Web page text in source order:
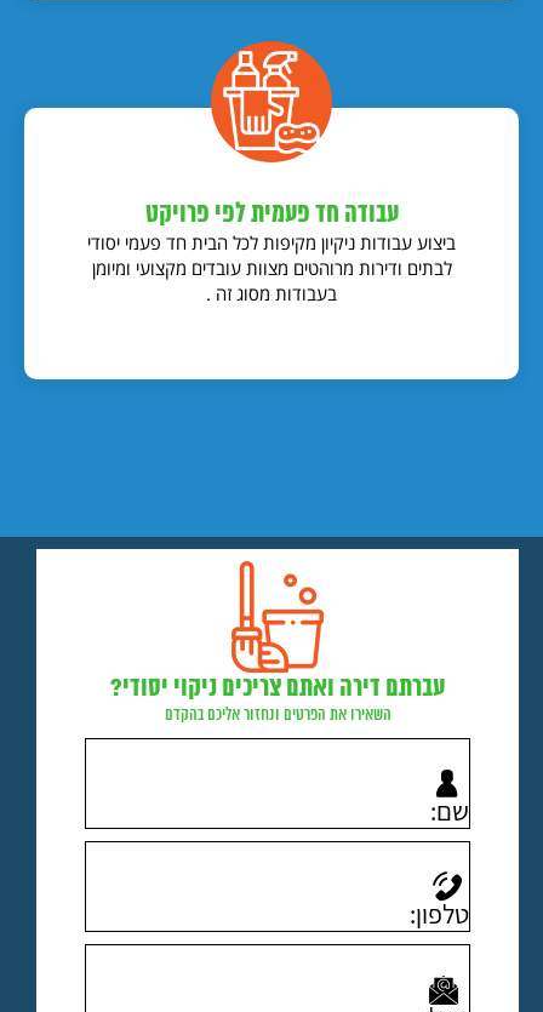
עבודה חד פעמית לפי פרויקט
ביצוע עבודות ניקיון מקיפות לכל הבית חד פעמי יסודי
לבתים ודירות מרוהטים מצוות עובדים מקצועי ומיומן
בעבודות מסוג זה .
עברתם דירה ואתם צריכים ניקוי יסודי?
השאירו את הפרטים ונחזור אליכם בהקדם